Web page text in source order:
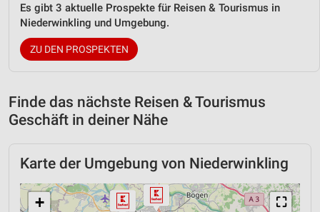
Es gibt 3 aktuelle Prospekte für Reisen & Tourismus in
Niederwinkling und Umgebung.
ZU DEN PROSPEKTEN
Finde das nächste Reisen & Tourismus
Geschäft in deiner Nähe
Karte der Umgebung von Niederwinkling
⛶
+